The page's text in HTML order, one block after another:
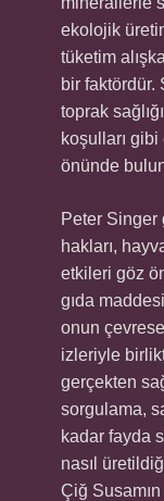
ekolojik
tüketim
bir faktördür.
toprak
koşulları
önünde
Peter Singer
hakları,
etkileri göz
gıda
onun
izleriyle
gerçekten
sorgulama,
kadar fayda
nasıl
Çiğ